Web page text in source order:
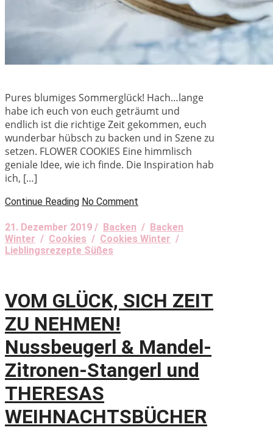
Pures blumiges Sommerglück! Hach…lange
habe ich euch von euch geträumt und
endlich ist die richtige Zeit gekommen, euch
wunderbar hübsch zu backen und in Szene zu
setzen. FLOWER COOKIES Eine himmlisch
geniale Idee, wie ich finde. Die Inspiration hab
ich, […]
Continue Reading No Comment
21. Dezember 2019 / Backen / Backen
Winter / Cookies / Cookies Winter /
Lieblingsrezepte Süßes
VOM GLÜCK, SICH ZEIT
ZU NEHMEN!
Nussbeugerl & Mandel-
Zitronen-Stangerl und
THERESAS
WEIHNACHTSBÜCHER